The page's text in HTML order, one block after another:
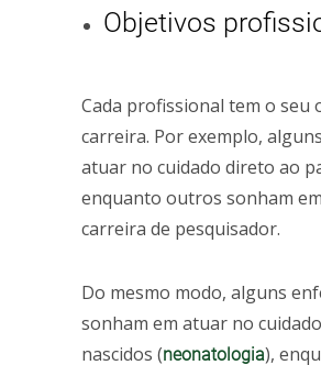
Objetivos
Cada profissional tem o seu
carreira. Por exemplo,
atuar no cuidado direto ao
enquanto outros sonham
carreira de pesquisador.
Do mesmo modo, alguns
sonham em atuar no
nascidos (neonatologia),